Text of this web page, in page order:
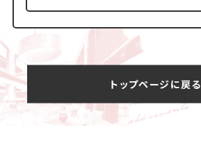
トップページに戻る